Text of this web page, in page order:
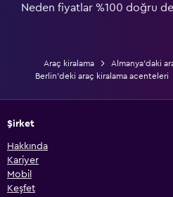
Neden fiyatlar %100 doğru
Araç kiralama
Almanya'daki
Berlin'deki araç kiralama acenteleri
Şirket
Hakkında
Kariyer
Mobil
Keşfet